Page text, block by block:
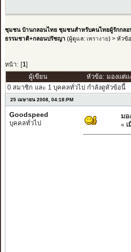
ชุมชน บ้านกลอนไทย ชุมชนสำหรับคนไทยผู้รักกลอ
ธรรมชาติ+กลอนปรัชญา (ผู้ดูแล: เพรางาย) > หัวข้
หน้า: [ 1]
ผู้เขียน
หัวข้อ: มองแต่แ
0 สมาชิก และ 1 บุคคลทั่วไป กำลังดูหัวข้อนี้
25 เมษายน 2008, 04:18:PM
Goodspeed
บุคคลทั่วไป
มอ
« เ